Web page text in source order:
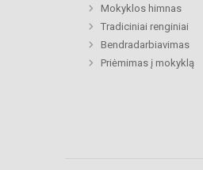
Mokyklos himnas
Tradiciniai renginiai
Bendradarbiavimas
Priėmimas į mokyklą